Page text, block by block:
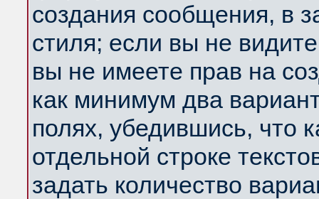
создания сообщения, в
стиля; если вы не
вы не имеете прав на
как минимум два
полях, убедившись, что
отдельной строке
задать количество